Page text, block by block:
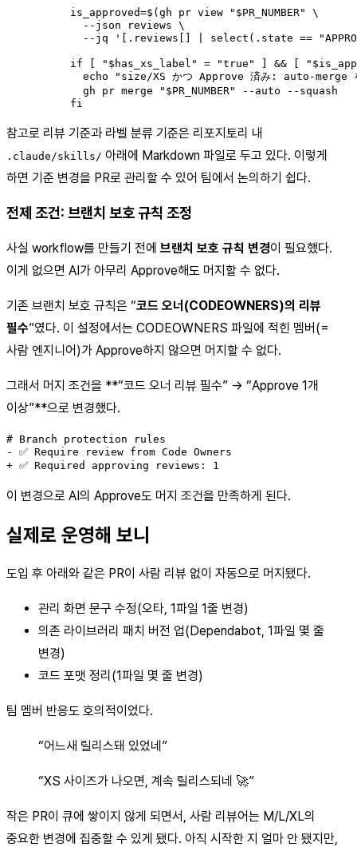
          is_approved=$(gh pr view "$PR_NUMBER" \
            --json reviews \
--jq '[.reviews[] | select(.state ==
if [ "$has_xs_label" = "true" ] && [
echo "size/XS かつ Approve 済み: auto-merge
            gh pr merge "$PR_NUMBER" --auto --squash
          fi
참고로 리뷰 기준과 라벨 분류 기준은 리포지토리 내
.claude/skills/ 아래에 Markdown 파일로 두고 있다. 이렇게
하면 기준 변경을 PR로 관리할 수 있어 팀에서 논의하기 쉽다.
전제 조건: 브랜치 보호 규칙 조정
사실 workflow를 만들기 전에 브랜치 보호 규칙 변경이 필요했다.
이게 없으면 AI가 아무리 Approve해도 머지할 수 없다.
기존 브랜치 보호 규칙은 “코드 오너(CODEOWNERS)의 리뷰
필수”였다. 이 설정에서는 CODEOWNERS 파일에 적힌 멤버(=
사람 엔지니어)가 Approve하지 않으면 머지할 수 없다.
그래서 머지 조건을 **“코드 오너 리뷰 필수” → “Approve 1개
이상”**으로 변경했다.
# Branch protection rules
- ✅ Require review from Code Owners
+ ✅ Required approving reviews: 1
이 변경으로 AI의 Approve도 머지 조건을 만족하게 된다.
실제로 운영해 보니
도입 후 아래와 같은 PR이 사람 리뷰 없이 자동으로 머지됐다.
관리 화면 문구 수정(오타, 1파일 1줄 변경)
의존 라이브러리 패치 버전 업(Dependabot, 1파일 몇 줄
변경)
코드 포맷 정리(1파일 몇 줄 변경)
팀 멤버 반응도 호의적이었다.
“어느새 릴리스돼 있었네”
“XS 사이즈가 나오면, 계속 릴리스되네 🚀”
작은 PR이 큐에 쌓이지 않게 되면서, 사람 리뷰어는 M/L/XL의
중요한 변경에 집중할 수 있게 됐다. 아직 시작한 지 얼마 안 됐지만,